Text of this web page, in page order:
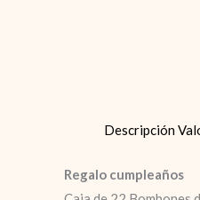
Descripción
Regalo cumpleaños